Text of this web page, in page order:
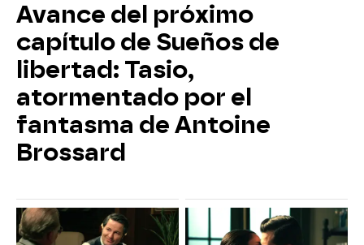
Avance del próximo
capítulo de Sueños de
libertad: Tasio,
atormentado por el
fantasma de Antoine
Brossard